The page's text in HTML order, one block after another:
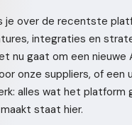
je over de recentste
integraties en
nu gaat om een nieuwe
onze suppliers, of een
alles wat het platform
staat hier.